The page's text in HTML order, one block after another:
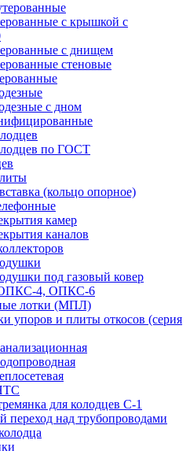
с крышкой с
с днищем
стеновые
с дном
по ГОСТ
(кольцо опорное)
камер
каналов
под газовый ковер
4, ОПКС-6
лотки (МПЛ)
упоров и плиты откосов (серия
для колодцев С-1
переход над трубопроводами